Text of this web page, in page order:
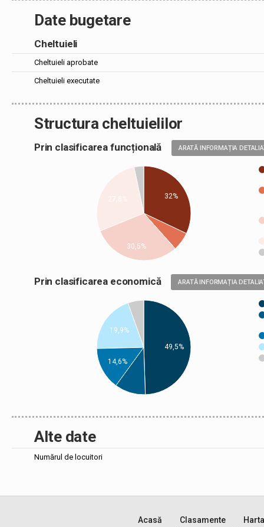
Date bugetare
Cheltuieli
Cheltuieli aprobate
Cheltuieli executate
Structura cheltuielilor
Prin clasificarea funcțională ARATĂ INFORMAȚIA
32%
30,5%
Prin clasificarea economică ARATĂ INFORMAȚIA
49,5%
19,9%
14,6%
Alte date
Numărul de locuitori
Acasă Clasamente
Harta